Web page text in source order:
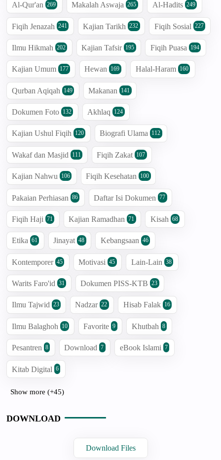
Al-Qur'an 269 Makalah Aswaja 265 Al-Hadits 249
Fiqih Jenazah 241 Kajian Tarikh 232 Fiqih Sosial 227
Ilmu Hikmah 202 Kajian Tafsir 195 Fiqih Puasa 194
Kajian Umum 177 Hewan 169 Halal-Haram 160
Qurban Aqiqah 149 Makanan 141
Dokumen Foto 132 Akhlaq 124
Kajian Ushul Fiqih 120 Biografi Ulama 112
Wakaf dan Masjid 111 Fiqih Zakat 107
Kajian Nahwu 106 Fiqih Kesehatan 100
Pakaian Perhiasan 86 Daftar Isi Dokumen 77
Fiqih Haji 71 Kajian Ramadhan 71 Kisah 68
Etika 61 Jinayat 48 Kebangsaan 46
Kontemporer 45 Motivasi 45 Lain-Lain 38
Warits Faro'id 31 Dokumen PISS-KTB 23
Ilmu Tajwid 23 Nadzar 22 Hisab Falak 16
Ilmu Balaghoh 10 Favorite 9 Khutbah 8
Pesantren 8 Download 7 eBook Islami 7
Kitab Digital 6
Show more (+45)
DOWNLOAD
Download Files